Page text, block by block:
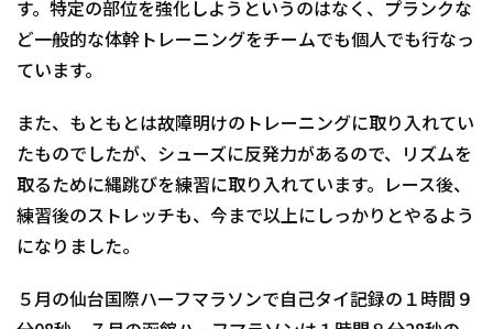
す。特定の部位を強化しようというのはなく、プランクな
ど一般的な体幹トレーニングをチームでも個人でも行なっ
ています。
また、もともとは故障明けのトレーニングに取り入れてい
たものでしたが、シューズに反発力があるので、リズムを
取るために縄跳びを練習に取り入れています。レース後、
練習後のストレッチも、今まで以上にしっかりとやるよう
になりました。
５月の仙台国際ハーフマラソンで自己タイ記録の１時間９